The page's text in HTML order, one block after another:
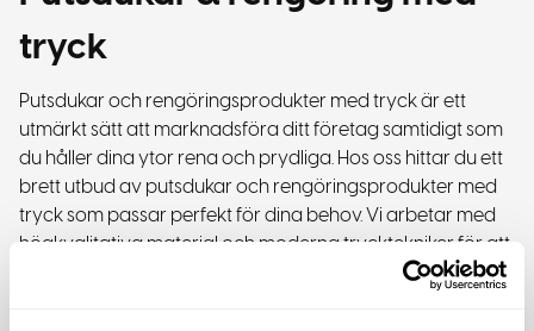
tryck
Putsdukar och rengöringsprodukter med tryck är ett
utmärkt sätt att marknadsföra ditt företag samtidigt som
du håller dina ytor rena och prydliga. Hos oss hittar du ett
brett utbud av putsdukar och rengöringsprodukter med
tryck som passar perfekt för dina behov. Vi arbetar med
högkvalitativa material och moderna trycktekniker för att
säkerställa att ditt företags logotyp eller budskap syns